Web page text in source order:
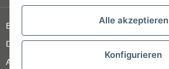
Alle akzeptieren
Konfigurieren
Barrierefreiheitserklärung
Datenschutz
AGB